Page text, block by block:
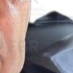
del Agua
si en el
Picachos en
noreste de